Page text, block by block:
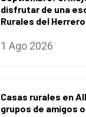
disfrutar de una
Rurales del
1 Ago 2026
Casas rurales en
grupos de amigos